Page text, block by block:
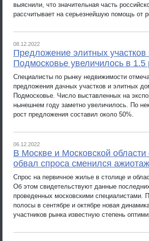
выяснили, что значительная часть
рассчитывает на серьезнейшую помощь от
08.12.2022
Предложение элитных
Подмосковье увеличилось в 1.5
Специалисты по рынку недвижимости
предложения дачных участков и элитных
Подмосковье. Число выставленных на
нынешнем году заметно увеличилось. По
рост предложения составил около 50%.
06.12.2022
В Москве и Московской области
обвал спроса сменился
Спрос на первичное жилье в столице и
Об этом свидетельствуют данные
проведенных московскими специалистами.
полосы в сентябре и октябре новая
участников рынка известную степень